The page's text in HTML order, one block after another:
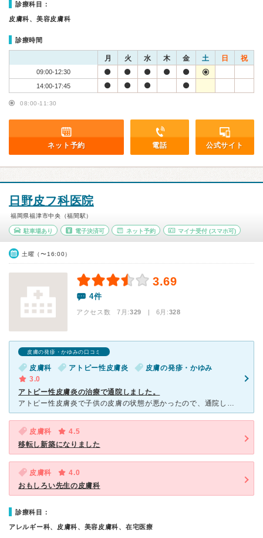
診療科目：
皮膚科、美容皮膚科
診療時間
月 火 水 木 金 土 日 祝
09:00-12:30
14:00-17:45
08:00-11:30
ネット予約 電話 公式サイト
日野皮フ科医院
福岡県福津市中央（福間駅）
駐車場あり 電子決済可 ネット予約 マイナ受付 (スマホ可)
土曜（〜16:00）
3.69
4件
アクセス数 7月:329 | 6月:328
皮膚の発疹・かゆみの口コミ
皮膚科 アトピー性皮膚炎
皮膚の発疹・かゆみ
3.0
アトピー性皮膚炎の治療で通院しました。
アトピー性皮膚炎で子供の皮膚の状態が悪かったので、通院しました。 投薬と一緒に薬の効果的な塗り方の用紙もいただけました。 病院内はたくさんの患者さんがいて混雑していましたが、時間をかけて話を聞いて
皮膚科
4.5
移転し新築になりました
皮膚科
4.0
おもしろい先生の皮膚科
診療科目：
アレルギー科、皮膚科、美容皮膚科、在宅医療